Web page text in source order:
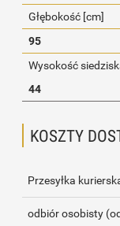
Głębokość [cm]
95
Wysokość
44
KOSZTY
CENA NIE
Przesyłka
odbiór osobisty